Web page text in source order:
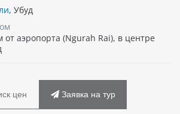
, Убуд
от аэропорта (Ngurah Rai), в центре
цен Заявка на тур